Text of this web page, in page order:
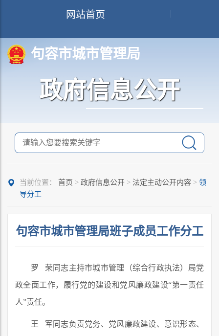
网站首页
句容市城市管理局
政府信息公开
当前位置： 首页 > 政府信息公开 > 法定主动公开内容 > 领
导分工
句容市城市管理局班子成员工作分工
罗 荣同志主持市城市管理（综合行政执法）局党
政全面工作，履行党的建设和党风廉政建设“第一责任
人”责任。
王 军同志负责党务、党风廉政建设、意识形态、